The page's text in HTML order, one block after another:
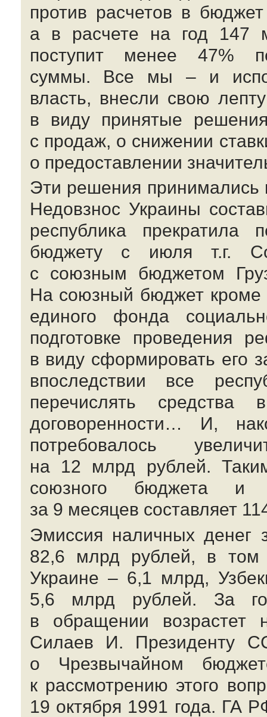
против расчетов в
а в расчете на год 147
поступит менее 47%
суммы. Все мы – и
власть, внесли свою
в виду принятые
с продаж, о снижении
о предоставлении
Эти решения принимались
Недовзнос Украины
республика прекратила
бюджету с июля т.г.
с союзным бюджетом
На союзный бюджет кроме
единого фонда
подготовке проведения
в виду сформировать его
впоследствии все
перечислять
договоренности… И,
потребовалось
на 12 млрд рублей.
союзного бюджета и
за 9 месяцев составляет
Эмиссия наличных денег
82,6 млрд рублей, в
Украине – 6,1 млрд,
5,6 млрд рублей. За
в обращении
Силаев И. Президенту
о Чрезвычайном
к рассмотрению этого
19 октября 1991 года. ГА